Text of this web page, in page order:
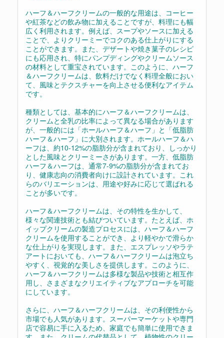
ハーフ＆ハーフクリームの一般的な用途は、コーヒー
や紅茶などの飲み物に加えることですが、料理にも幅
広く利用されます。例えば、スープやソースに加える
ことで、よりクリーミーでコクのある仕上がりにする
ことができます。また、デザートや焼き菓子のレシピ
にも応用され、特にパンプディングやクリームソース
の材料として重宝されています。このように、ハーフ
＆ハーフクリームは、飲料だけでなく料理全般におい
て、風味とテクスチャーを向上させる便利なアイテム
です。
種類としては、基本的にハーフ＆ハーフクリームは、
クリームと全乳の比率によって異なる場合があります
が、一般的には「ホールハーフ＆ハーフ」と「低脂肪
ハーフ＆ハーフ」に大別されます。ホールハーフ＆ハ
ーフは、約10-12%の脂肪分が含まれており、しっかり
とした風味とクリーミーさがあります。一方、低脂肪
ハーフ＆ハーフは、通常7-9%の脂肪分が含まれてお
り、健康志向の消費者向けに設計されています。これ
らのバリエーションは、用途や好みに応じて選ばれる
ことが多いです。
ハーフ＆ハーフクリームは、その特性を生かして、
様々な関連技術とも結びついています。たとえば、ホ
イップクリームの製造プロセスには、ハーフ＆ハーフ
クリームを使用することができ、より軽やかで滑らか
な仕上がりを実現します。また、エスプレッソやラテ
アートにおいても、ハーフ＆ハーフクリームは泡立ち
やすく、視覚的な美しさを提供します。このように、
ハーフ＆ハーフクリームは多様な製品や技術と相互作
用し、さまざまなクリエイティブなアプローチを可能
にしています。
さらに、ハーフ＆ハーフクリームは、その利便性から
市場でも人気があります。スーパーマーケットや専門
店で容易に手に入るため、家庭でも簡単に使用できま